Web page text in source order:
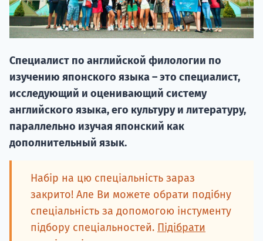
Специалист по английской филологии по
изучению японского языка – это специалист,
исследующий и оценивающий систему
английского языка, его культуру и литературу,
параллельно изучая японский как
дополнительный язык.
Набір на цю спеціальність зараз
закрито! Але Ви можете обрати подібну
спеціальність за допомогою інстументу
підбору спеціальностей. Підібрати
20.09
НАБОР